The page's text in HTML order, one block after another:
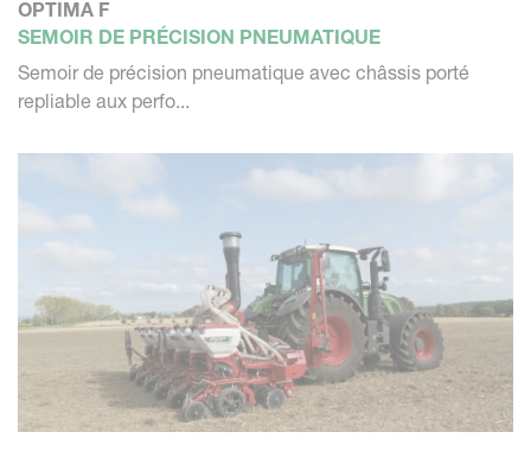
OPTIMA F
SEMOIR DE PRÉCISION PNEUMATIQUE
Semoir de précision pneumatique avec châssis porté
repliable aux perfo...